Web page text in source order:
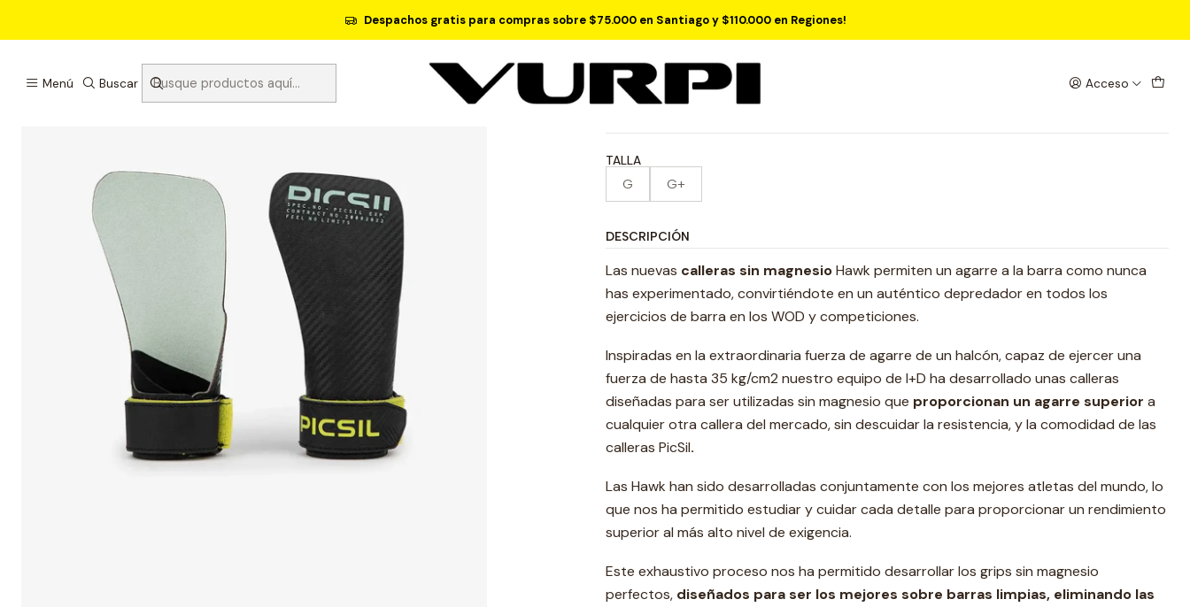
Menú Buscar Acceso
Despachos gratis para compras sobre $75.000 en Santiago y $110.000 en Regiones!
Inicio Hand Care Calleras Calleras Picsil Hawk - Sin Magnesio!
Calleras Picsil Hawk - Sin Magnesio!
TALLA
G G+
DESCRIPCIÓN
Las nuevas calleras sin magnesioHawk permiten un agarre a la barra como nunca
has experimentado, convirtiéndote en un auténtico depredador en todos los
ejercicios de barra en los WOD y competiciones.
Inspiradas en la extraordinaria fuerza de agarre de un halcón, capaz de ejercer una
fuerza de hasta 35 kg/cm2 nuestro equipo de I+D ha desarrollado unas calleras
diseñadas para ser utilizadas sin magnesio que proporcionan un agarre superior a
cualquier otra callera del mercado, sin descuidar la resistencia, y la comodidad de las
calleras PicSil.
Las Hawk han sido desarrolladas conjuntamente con los mejores atletas del mundo, lo
que nos ha permitido estudiar y cuidar cada detalle para proporcionar un rendimiento
superior al más alto nivel de exigencia.
Este exhaustivo proceso nos ha permitido desarrollar los grips sin magnesio
perfectos, diseñados para ser los mejores sobre barras limpias, eliminando las